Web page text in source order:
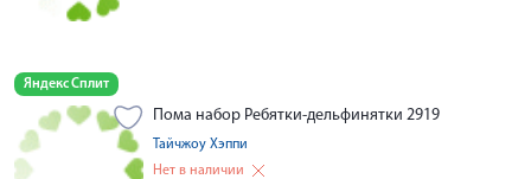
Яндекс Сплит
Пома набор Ребятки-дельфинятки 2919
Тайчжоу Хэппи
Нет в наличии